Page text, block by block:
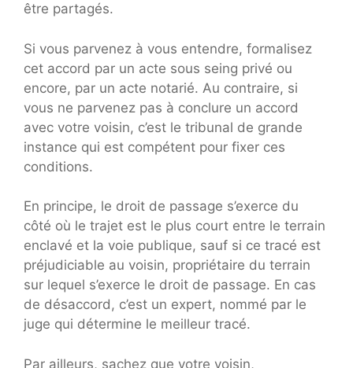
être partagés.
Si vous parvenez à vous entendre, formalisez
cet accord par un acte sous seing privé ou
encore, par un acte notarié. Au contraire, si
vous ne parvenez pas à conclure un accord
avec votre voisin, c’est le tribunal de grande
instance qui est compétent pour fixer ces
conditions.
En principe, le droit de passage s’exerce du
côté où le trajet est le plus court entre le terrain
enclavé et la voie publique, sauf si ce tracé est
préjudiciable au voisin, propriétaire du terrain
sur lequel s’exerce le droit de passage. En cas
de désaccord, c’est un expert, nommé par le
juge qui détermine le meilleur tracé.
Par ailleurs, sachez que votre voisin,